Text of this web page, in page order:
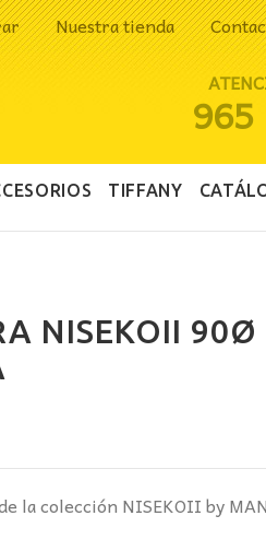
Nuestra tienda
TIFFANY
NISEKOII
la colección NISEKOII by